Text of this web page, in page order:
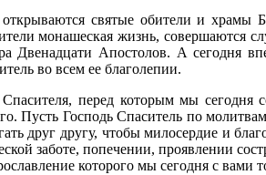
святые обители и храмы
мо­нашеская жизнь,
Двенадцати Апостолов. А сегодня
во всем ее бла­голепии.
перед которым мы
Пусть Господь Спаситель по
друг другу, чтобы милосердие и
заботе, попечении, проявлении
которого мы сегодня с вами